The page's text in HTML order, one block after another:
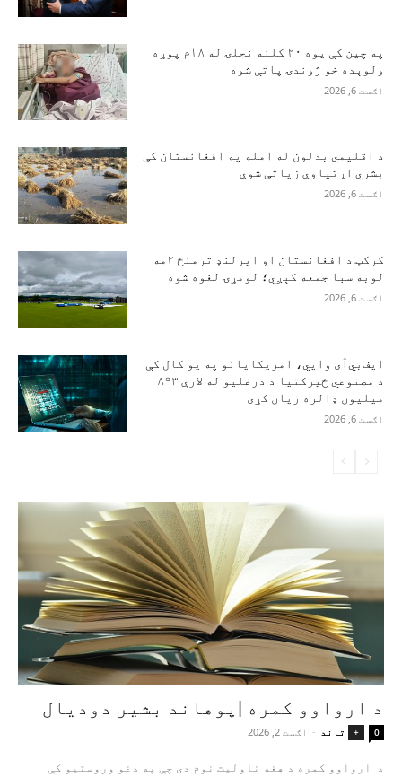
په چین کې یوه ۲۰ کلنه نجلۍ له ۱۸م پوړه
ولوېده خو ژوندۍ پاتې شوه
اګست 6, 2026
د اقلیمي بدلون له امله په افغانستان کې
بشري اړتیاوې زیاتې شوې
اګست 6, 2026
کرکټ:د افغانستان او ایرلنډ ترمنځ ۲مه
لوبه سبا جمعه کېږي؛ لومړۍ لغوه شوه
اګست 6, 2026
ایف‌بي‌آی وايي، امریکایانو په یو کال کې
د مصنوعي ځیرکتیا د درغلیو له لارې ۸۹۳
میلیون ډالره زیان کړی
اګست 6, 2026
د ارواوو کمره |پوهاند بشیر دودیال
+ تاند - اګست 2, 2026 0
د ارواوو کمره د هغه ناولیت نوم دی چې په دغو وروستیو کې